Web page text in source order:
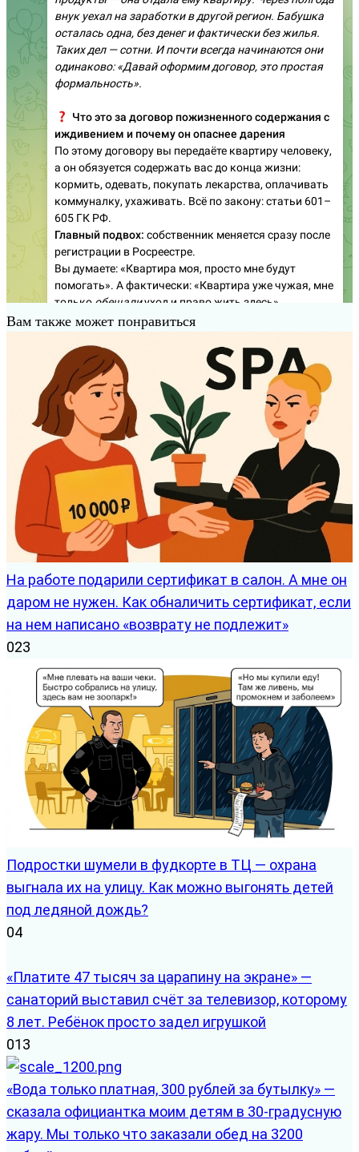
Вам также может понравиться
На работе подарили сертификат в салон. А мне он
даром не нужен. Как обналичить сертификат, если
на нем написано «возврату не подлежит»
023
Подростки шумели в фудкорте в ТЦ — охрана
выгнала их на улицу. Как можно выгонять детей
под ледяной дождь?
04
«Платите 47 тысяч за царапину на экране» —
санаторий выставил счёт за телевизор, которому
8 лет. Ребёнок просто задел игрушкой
013
«Вода только платная, 300 рублей за бутылку» —
сказала официантка моим детям в 30-градусную
жару. Мы только что заказали обед на 3200